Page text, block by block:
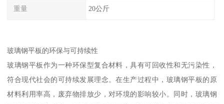
重量 20公斤
玻璃钢平板的环保与可持续性
玻璃钢平板作为一种环保型复合材料，具有可回收性和无污染性，
符合现代社会的可持续发展理念。在生产过程中，玻璃钢平板的原
材料利用率高，废弃物排放少，对环境的影响较小。同时，玻璃钢